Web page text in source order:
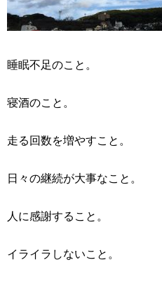
睡眠不足のこと。
寝酒のこと。
走る回数を増やすこと。
日々の継続が大事なこと。
人に感謝すること。
イライラしないこと。